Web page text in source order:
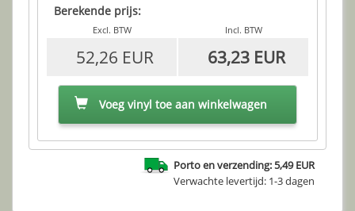
Berekende prijs:
Excl. BTW Incl. BTW
52,26 EUR 63,23 EUR
Voeg vinyl toe aan winkelwagen
Porto en verzending: 5,49 EUR
Verwachte levertijd: 1-3 dagen